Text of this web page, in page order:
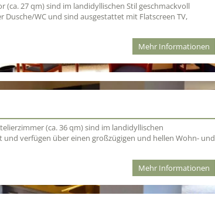
(ca. 27 qm) sind im landidyllischen Stil geschmackvoll
WC und sind ausgestattet mit Flatscreen TV,
Mehr Informationen
(ca. 36 qm) sind im landidyllischen
und verfügen über einen großzügigen und hellen Wohn- und
Mehr Informationen